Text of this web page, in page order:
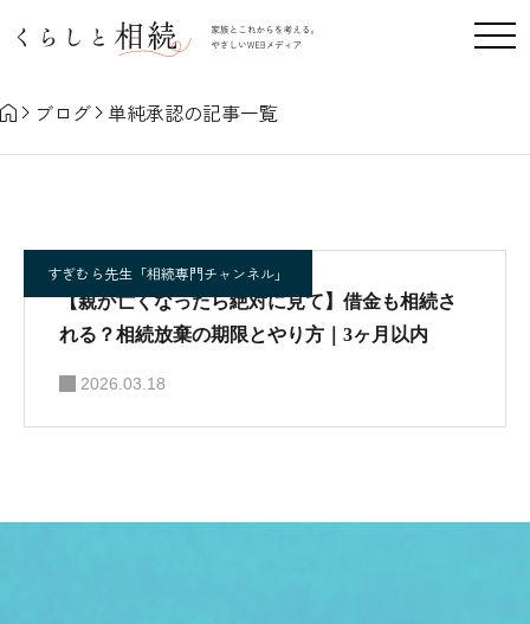
単純承認
ブログ 単純承認の記事一覧
すぎむら先生「相続専門チャンネル」
【親が亡くなったら絶対に見て】借金も相続さ
れる？相続放棄の期限とやり方｜3ヶ月以内
2026.03.18